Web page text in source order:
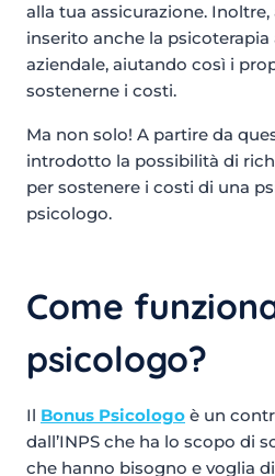
alla tua assicurazione.
inserito anche la psicoterapia
aziendale, aiutando così i
sostenerne i costi.
Ma non solo! A partire da
introdotto la possibilità di
per sostenere i costi di una
psicologo.
Come
psicologo?
Il Bonus Psicologo è un
dall’INPS che ha lo scopo di
che hanno bisogno e voglia